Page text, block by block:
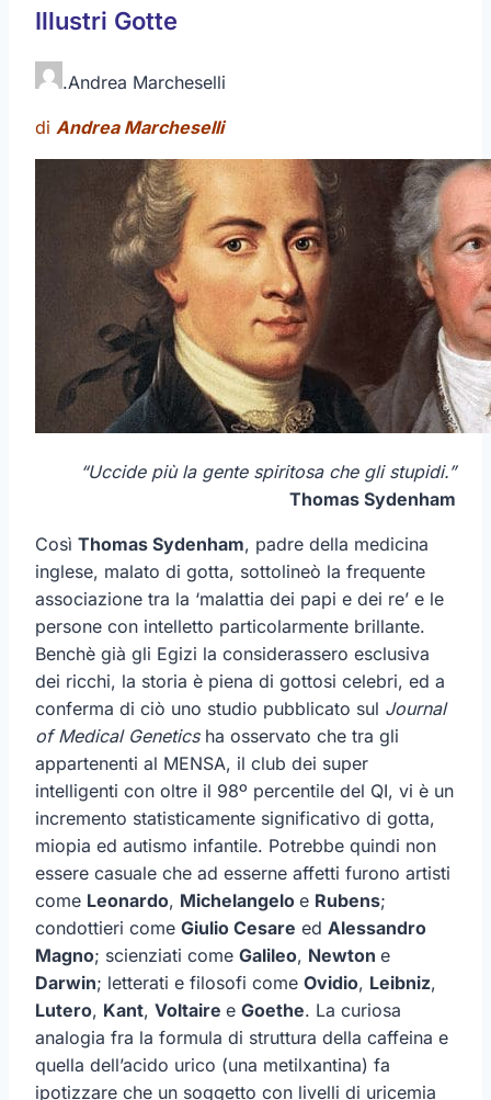
Illustri Gotte
.Andrea Marcheselli
di Andrea Marcheselli
“Uccide più la gente spiritosa che gli stupidi.”
Thomas Sydenham
Così Thomas Sydenham, padre della medicina
inglese, malato di gotta, sottolineò la frequente
associazione tra la ‘malattia dei papi e dei re’ e le
persone con intelletto particolarmente brillante.
Benchè già gli Egizi la considerassero esclusiva
dei ricchi, la storia è piena di gottosi celebri, ed a
conferma di ciò uno studio pubblicato sul Journal
of Medical Geneticsha osservato che tra gli
appartenenti al MENSA, il club dei super
intelligenti con oltre il 98º percentile del QI, vi è un
incremento statisticamente significativo di gotta,
miopia ed autismo infantile. Potrebbe quindi non
essere casuale che ad esserne affetti furono artisti
come Leonardo, Michelangelo e Rubens;
condottieri come Giulio Cesare ed Alessandro
Magno; scienziati come Galileo, Newton e
Darwin; letterati e filosofi come Ovidio, Leibniz,
Lutero, Kant, Voltaire e Goethe. La curiosa
analogia fra la formula di struttura della caffeina e
quella dell’acido urico (una metilxantina) fa
ipotizzare che un soggetto con livelli di uricemia